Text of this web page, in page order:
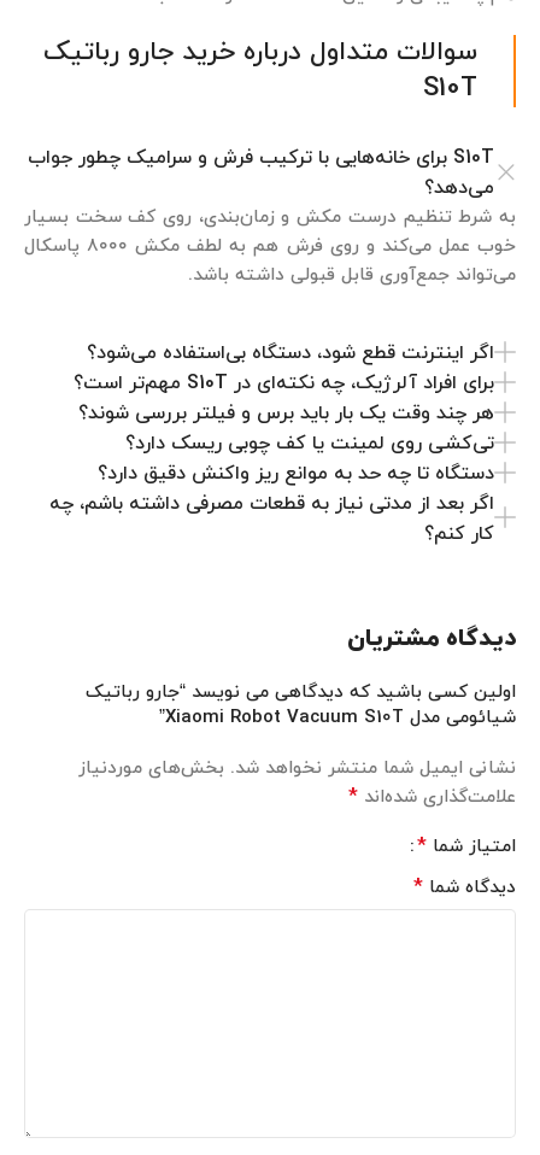
سوالات متداول درباره خرید جارو رباتیک
S10T
S10T برای خانه‌هایی با ترکیب فرش و سرامیک چطور جواب
می‌دهد؟
به شرط تنظیم درست مکش و زمان‌بندی، روی کف سخت بسیار
خوب عمل می‌کند و روی فرش هم به لطف مکش ۸۰۰۰ پاسکال
می‌تواند جمع‌آوری قابل قبولی داشته باشد.
اگر اینترنت قطع شود، دستگاه بی‌استفاده می‌شود؟
برای افراد آلرژیک، چه نکته‌ای در S10T مهم‌تر است؟
هر چند وقت یک بار باید برس و فیلتر بررسی شوند؟
تی‌کشی روی لمینت یا کف چوبی ریسک دارد؟
دستگاه تا چه حد به موانع ریز واکنش دقیق دارد؟
اگر بعد از مدتی نیاز به قطعات مصرفی داشته باشم، چه
کار کنم؟
دیدگاه مشتریان
اولین کسی باشید که دیدگاهی می نویسد “جارو رباتیک
شیائومی مدل Xiaomi Robot Vacuum S10T”
نشانی ایمیل شما منتشر نخواهد شد. بخش‌های موردنیاز
علامت‌گذاری شده‌اند *
امتیاز شما *
دیدگاه شما *